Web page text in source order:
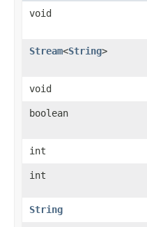
void
Stream<String>
void
boolean
int
int
String